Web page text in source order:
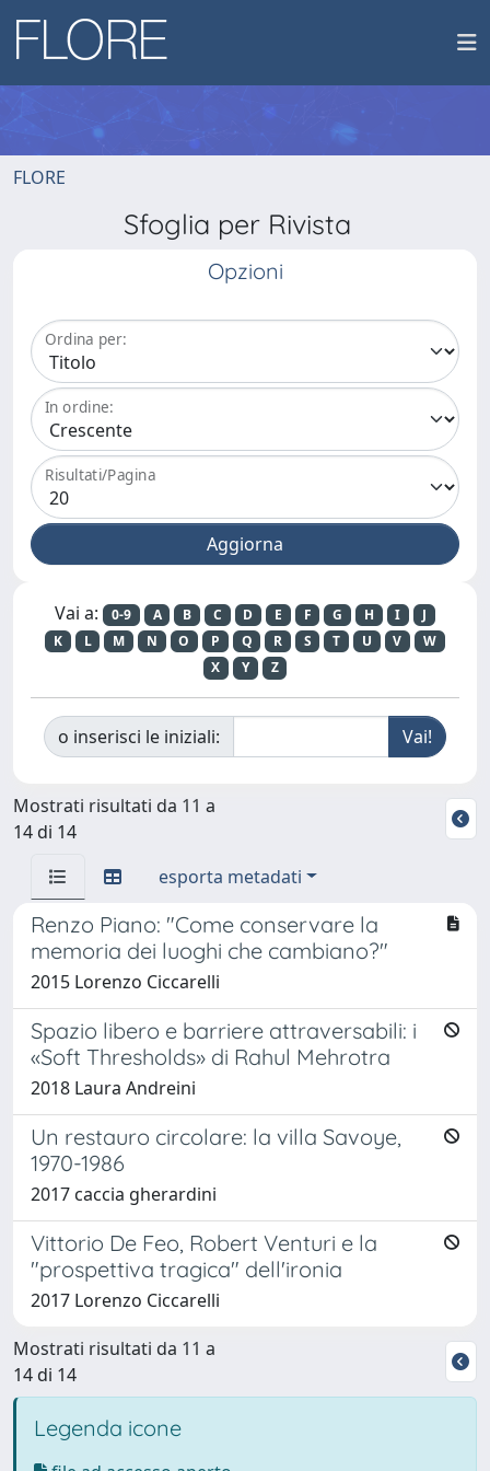
FLORE
Sfoglia per Rivista
Opzioni
Ordina per:
In ordine:
Risultati/Pagina
Vai a: 0-9 A B C D E F G H I
J
K
L M N O P Q R S T U V
W
X
Y Z
o inserisci le iniziali:
Mostrati risultati da 11 a
14 di 14
esporta metadati
Renzo Piano: "Come conservare la
memoria dei luoghi che cambiano?"
2015 Lorenzo Ciccarelli
Spazio libero e barriere attraversabili: i
«Soft Thresholds» di Rahul Mehrotra
2018 Laura Andreini
Un restauro circolare: la villa Savoye,
1970-1986
2017 caccia gherardini
Vittorio De Feo, Robert Venturi e la
"prospettiva tragica" dell'ironia
2017 Lorenzo Ciccarelli
Mostrati risultati da 11 a
14 di 14
Legenda icone